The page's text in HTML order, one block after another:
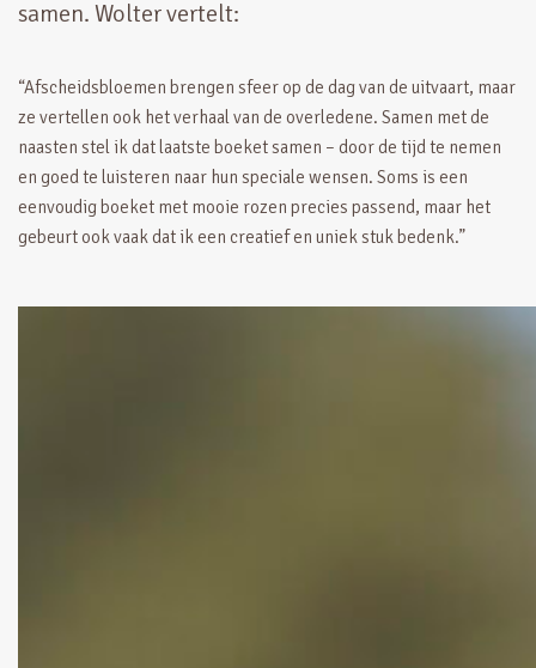
samen. Wolter vertelt:
“Afscheidsbloemen brengen sfeer op de dag van de uitvaart, maar
ze vertellen ook het verhaal van de overledene. Samen met de
naasten stel ik dat laatste boeket samen – door de tijd te nemen
en goed te luisteren naar hun speciale wensen. Soms is een
eenvoudig boeket met mooie rozen precies passend, maar het
gebeurt ook vaak dat ik een creatief en uniek stuk bedenk.”